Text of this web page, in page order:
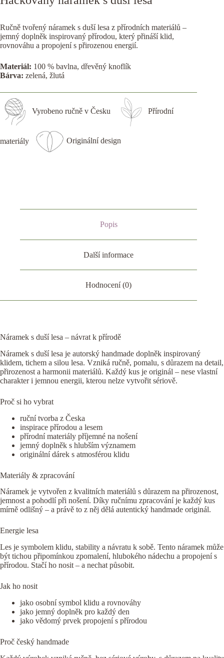
Ručně tvořený náramek s duší lesa z přírodních materiálů –
jemný doplněk inspirovaný přírodou, který přináší klid,
rovnováhu a propojení s přirozenou energií.
Materiál: 100 % bavlna, dřevěný knoflík
Bárva: zelená, žlutá
Vyrobeno ručně v Česku Přírodní
materiály Originální design
Popis
Další informace
Hodnocení (0)
Náramek s duší lesa – návrat k přírodě
Náramek s duší lesa je autorský handmade doplněk inspirovaný
klidem, tichem a silou lesa. Vzniká ručně, pomalu, s důrazem na detail,
přirozenost a harmonii materiálů. Každý kus je originál – nese vlastní
charakter i jemnou energii, kterou nelze vytvořit sériově.
Proč si ho vybrat
ruční tvorba z Česka
inspirace přírodou a lesem
přírodní materiály příjemné na nošení
jemný doplněk s hlubším významem
originální dárek s atmosférou klidu
Materiály & zpracování
Náramek je vytvořen z kvalitních materiálů s důrazem na přirozenost,
jemnost a pohodlí při nošení. Díky ručnímu zpracování je každý kus
mírně odlišný – a právě to z něj dělá autentický handmade originál.
Energie lesa
Les je symbolem klidu, stability a návratu k sobě. Tento náramek může
být tichou připomínkou zpomalení, hlubokého nádechu a propojení s
přírodou. Stačí ho nosit – a nechat působit.
Jak ho nosit
jako osobní symbol klidu a rovnováhy
jako jemný doplněk pro každý den
jako vědomý prvek propojení s přírodou
Proč český handmade